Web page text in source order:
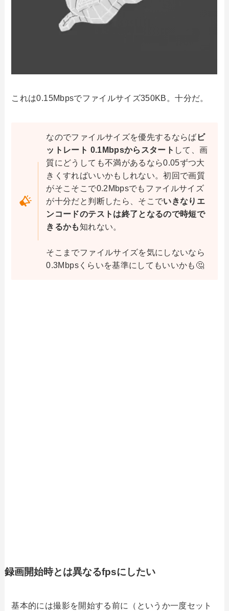
これは0.15Mbpsでファイルサイズ350KB。十分だ。
なのでファイルサイズを優先するならば ビ
ットレート 0.1Mbpsからスタート して、画
質にどうしても不満があるなら0.05ずつ大
きくすればいいかもしれない。初回で画質
がそこそこで0.2Mbpsでもファイルサイズ
が十分だと判断したら、そこでいきなりエ
ンコードのテストは終了となるので時短で
きるかも知れない。
そこまでファイルサイズを気にしないなら
0.3Mbpsくらいを基準にしてもいいかも🤔
録画開始時とは異なるfpsにしたい
基本的には撮影を開始する前に（というか一度セット